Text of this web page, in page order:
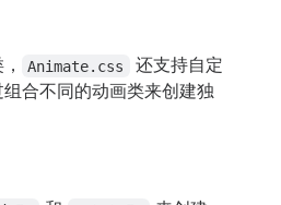
Animate.css
还支持自定
合不同的动画类来创建独